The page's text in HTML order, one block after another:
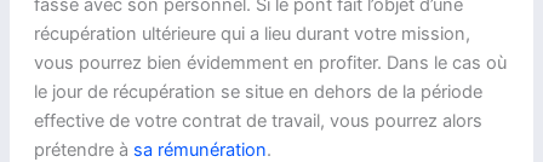
fasse avec son personnel. Si le pont fait l’objet d’une
récupération ultérieure qui a lieu durant votre mission,
vous pourrez bien évidemment en profiter. Dans le cas où
le jour de récupération se situe en dehors de la période
effective de votre contrat de travail, vous pourrez alors
prétendre à sa rémunération.